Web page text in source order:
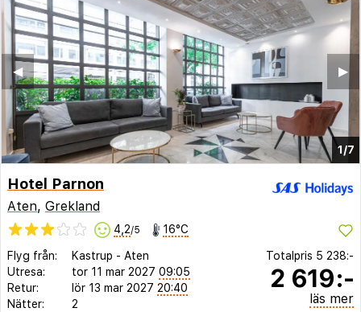
1/7
▶︎
◀︎
Hotel Parnon
Aten, Grekland
4,2/5 16°C
Flyg från: Kastrup - Aten
Utresa:
tor 11 mar 2027 09:05
Retur:
lör 13 mar 2027 20:40
Nätter:
2
Totalpris 5 238:-
2 619:-
läs mer